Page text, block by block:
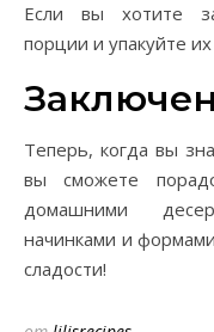
Если вы хотите
порции и упакуйте их
Теперь, когда вы
вы сможете
домашними
начинками и
сладости!